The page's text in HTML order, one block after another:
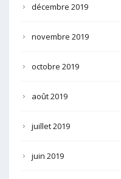
décembre 2019
novembre 2019
octobre 2019
août 2019
juillet 2019
juin 2019